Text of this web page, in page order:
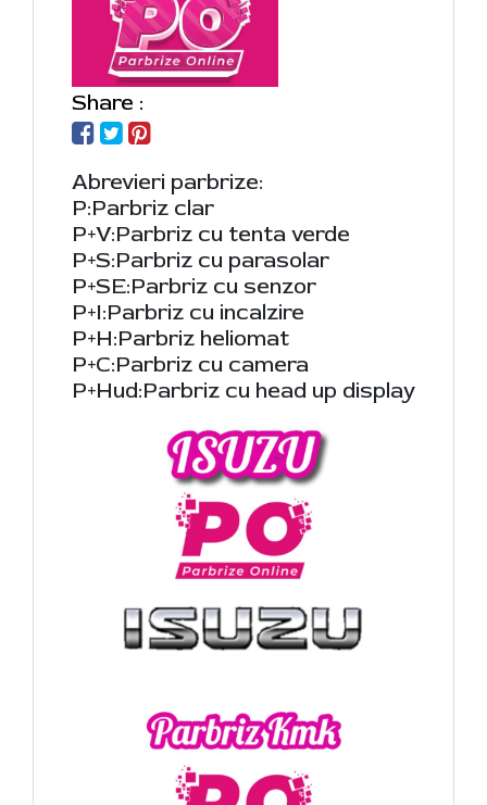
Share :
Abrevieri parbrize:
P:Parbriz clar
P+V:Parbriz cu tenta verde
P+S:Parbriz cu parasolar
P+SE:Parbriz cu senzor
P+I:Parbriz cu incalzire
P+H:Parbriz heliomat
P+C:Parbriz cu camera
P+Hud:Parbriz cu head up display